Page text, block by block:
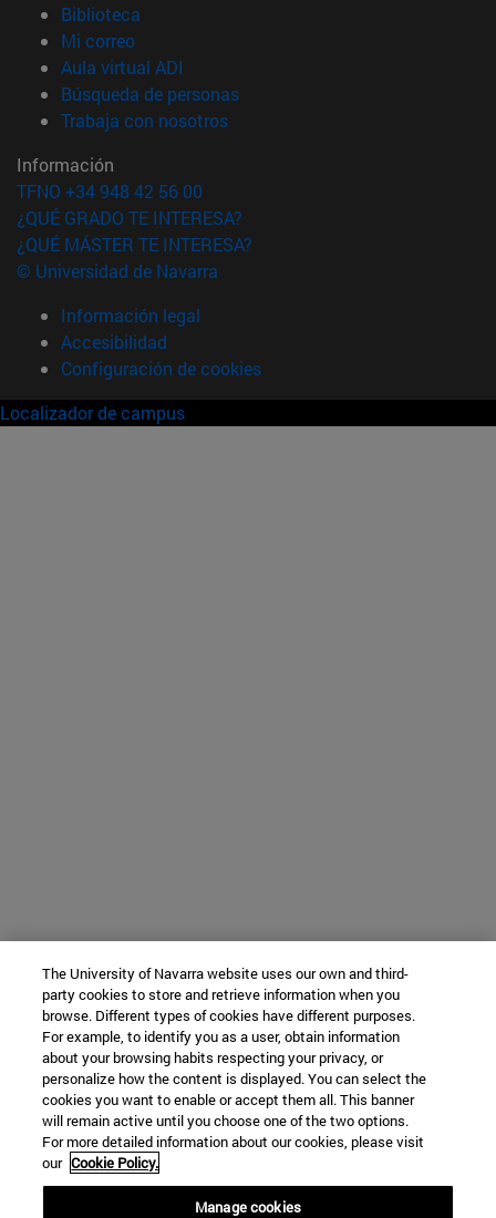
Biblioteca
Mi correo(abre en nueva ventana)
Aula virtual ADI
Búsqueda de personas(abre en nueva ventana)
Trabaja con nosotros(abre en nueva ventana)
Información
TFNO +34 948 42 56 00
¿QUÉ GRADO TE INTERESA?
¿QUÉ MÁSTER TE INTERESA?
© Universidad de Navarra
Información legal
Accesibilidad
Configuración de cookies
Localizador de campus
The University of Navarra website uses our own and third-
party cookies to store and retrieve information when you
browse. Different types of cookies have different purposes.
For example, to identify you as a user, obtain information
about your browsing habits respecting your privacy, or
personalize how the content is displayed. You can select the
cookies you want to enable or accept them all. This banner
will remain active until you choose one of the two options.
For more detailed information about our cookies, please visit
our Cookie Policy.
Manage cookies